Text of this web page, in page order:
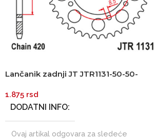
Lančanik zadnji JT JTR1131-50-50-
1.875 rsd
DODATNI INFO
Ovaj artikal odgovara za sledeće